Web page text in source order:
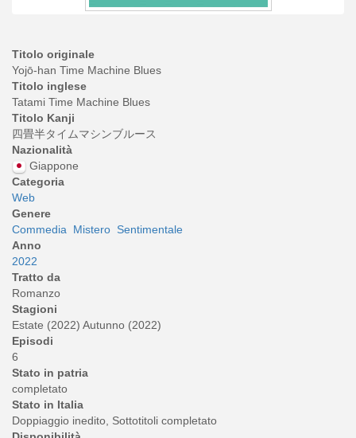
Titolo originale
Yojō-han Time Machine Blues
Titolo inglese
Tatami Time Machine Blues
Titolo Kanji
四畳半タイムマシンブルース
Nazionalità
Giappone
Categoria
Web
Genere
Commedia
Mistero Sentimentale
Anno
2022
Tratto da
Romanzo
Stagioni
Estate (2022) Autunno (2022)
Episodi
6
Stato in patria
completato
Stato in Italia
Doppiaggio inedito, Sottotitoli completato